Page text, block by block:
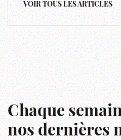
VOIR TOUS LES ARTICLES
Chaque
nos dernières